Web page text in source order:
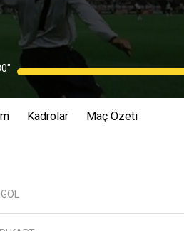
Kadrolar Maç Özeti
GOL